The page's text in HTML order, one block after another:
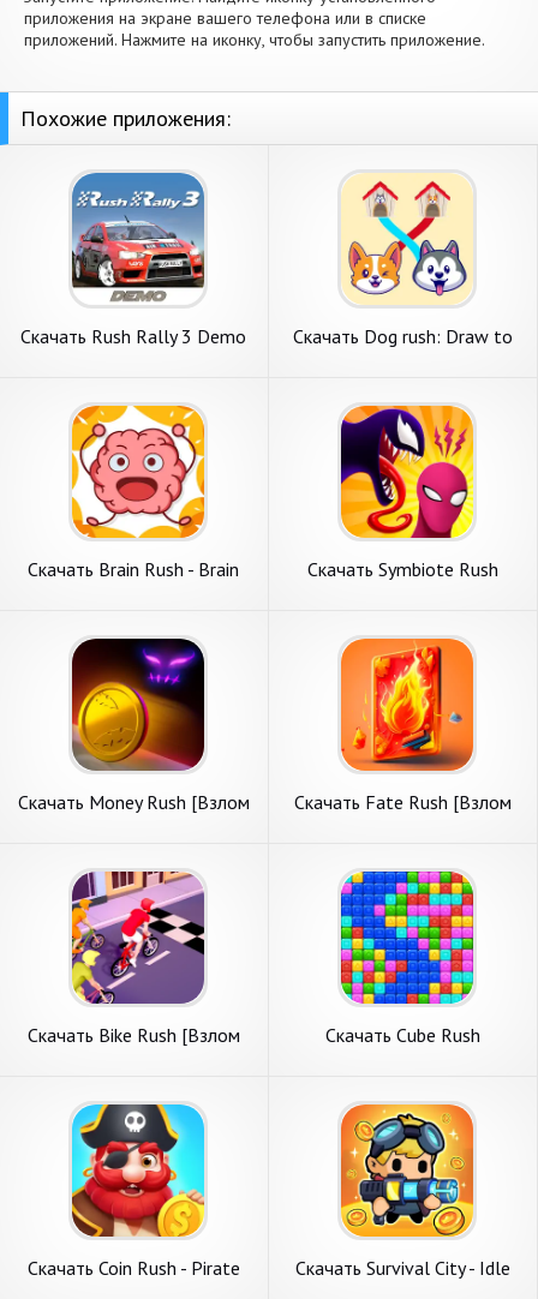
приложения на экране вашего телефона или в списке
приложений. Нажмите на иконку, чтобы запустить приложение.
Похожие приложения:
Скачать Rush Rally 3 Demo
Скачать Dog rush: Draw to
Андроид
Скачать Brain Rush - Brain
на Андроид
Скачать Symbiote Rush
Скачать Money Rush [Взлом
Скачать Fate Rush [Взлом
Скачать Bike Rush [Взлом
Скачать Cube Rush
Андроид
Скачать Coin Rush - Pirate
Скачать Survival City - Idle